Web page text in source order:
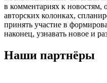
в комментариях к новостям,
авторских колонках,
принять участие в
наконец, узнавать новое и
Наши партнёры